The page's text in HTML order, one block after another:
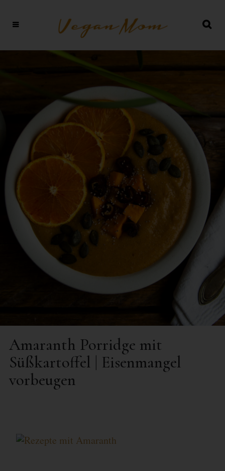
Amaranth Porridge mit
Süßkartoffel | Eisenmangel
vorbeugen